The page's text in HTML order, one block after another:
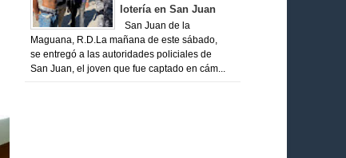
lotería en San Juan
San Juan de la
Maguana, R.D.La mañana de este sábado,
se entregó a las autoridades policiales de
San Juan, el joven que fue captado en cám...